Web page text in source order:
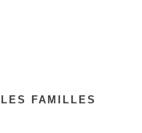
FAMILLES